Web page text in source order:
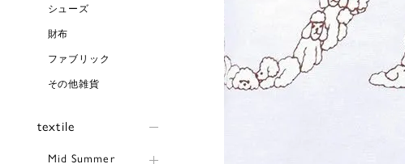
シューズ
財布
ファブリック
その他雑貨
textile
Mid Summer